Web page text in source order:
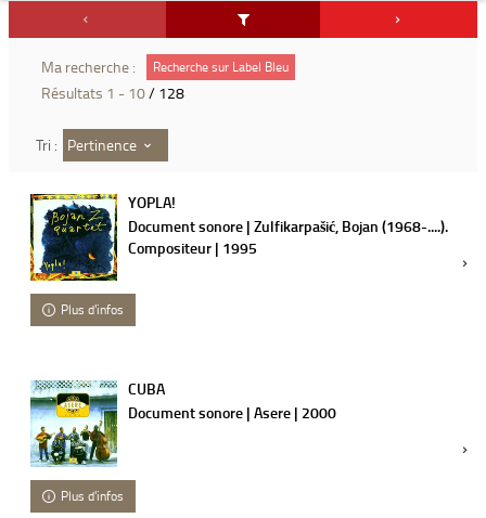
Ma recherche : Recherche sur Label Bleu
Résultats 1 - 10/ 128
Tri : Pertinence
YOPLA!
Document sonore | Zulfikarpašić, Bojan (1968-....).
Compositeur | 1995
Plus d'infos
CUBA
Document sonore | Asere | 2000
Plus d'infos